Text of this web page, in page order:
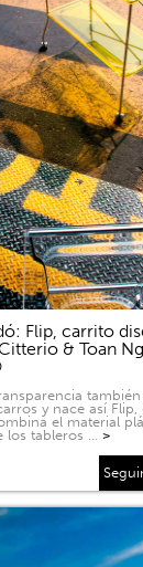
Flip, carrito
& Toan
y nace así Flip,
el material
los tableros … >